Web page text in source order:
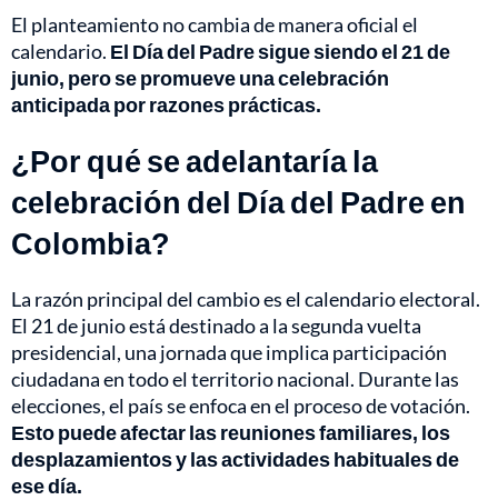
El planteamiento no cambia de manera oficial el
calendario. El Día del Padre sigue siendo el 21 de
junio, pero se promueve una celebración
anticipada por razones prácticas.
¿Por qué se adelantaría la
celebración del Día del Padre en
Colombia?
La razón principal del cambio es el calendario electoral.
El 21 de junio está destinado a la segunda vuelta
presidencial, una jornada que implica participación
ciudadana en todo el territorio nacional. Durante las
elecciones, el país se enfoca en el proceso de votación.
Esto puede afectar las reuniones familiares, los
desplazamientos y las actividades habituales de
ese día.